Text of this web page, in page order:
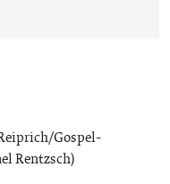
Gospel-
Rentzsch)